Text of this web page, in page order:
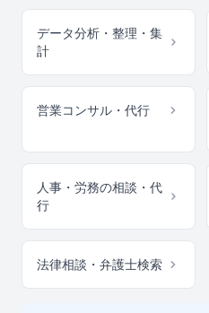
データ分析・整理・集
計
営業コンサル・代行
人事・労務の相談・代
行
法律相談・弁護士検索